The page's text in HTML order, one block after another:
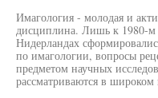
Имагология - молодая и
дисциплина. Лишь к 1980-
Нидерландах
по имагологии, вопросы
предметом научных
рассматриваются в широком